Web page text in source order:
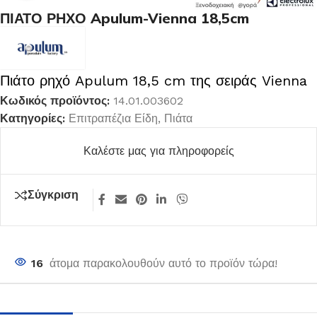
ΠΙΑΤΟ ΡΗΧΟ Apulum-Vienna 18,5cm
Πιάτο ρηχό Apulum 18,5 cm της σειράς Vienna
Κωδικός προϊόντος: 14.01.003602
Κατηγορίες: Επιτραπέζια Είδη, Πιάτα
Καλέστε μας για πληροφορείς
Σύγκριση
16 άτομα παρακολουθούν αυτό το προϊόν τώρα!